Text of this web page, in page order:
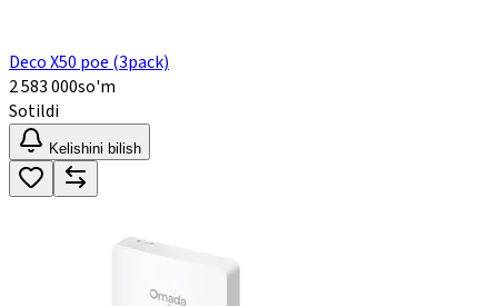
Deco X50 poe (3pack)
2 583 000so'm
Sotildi
Kelishini bilish